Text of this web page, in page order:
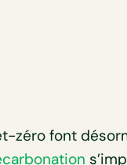
zéro font